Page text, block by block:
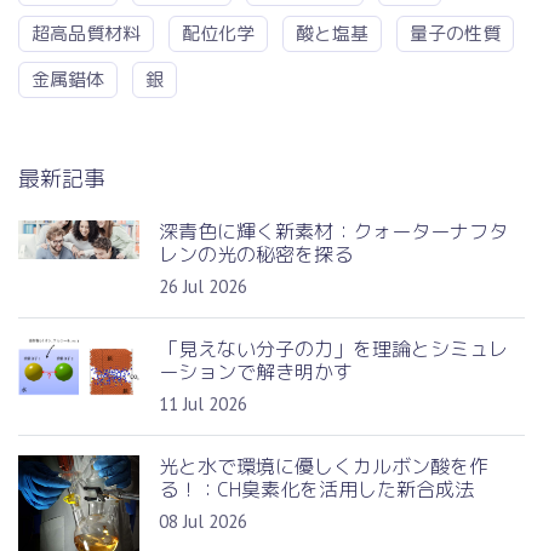
超高品質材料
配位化学 酸と塩基
量子の性質
金属錯体
銀
最新記事
深青色に輝く新素材：クォーターナフタ
レンの光の秘密を探る
26 Jul 2026
「見えない分子の力」を理論とシミュレ
ーションで解き明かす
11 Jul 2026
光と水で環境に優しくカルボン酸を作
る！：CH臭素化を活用した新合成法
08 Jul 2026